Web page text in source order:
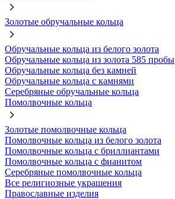
Золотые обручальные кольца
Обручальные кольца из белого золота
Обручальные кольца из золота 585 пробы
Обручальные кольца без камней
Обручальные кольца с камнями
Серебряные обручальные кольца
Помолвочные кольца
Золотые помолвочные кольца
Помолвочные кольца из белого золота
Помолвочные кольца с бриллиантами
Помолвочные кольца с фианитом
Серебряные помолвочные кольца
Все религиозные украшения
Православные изделия